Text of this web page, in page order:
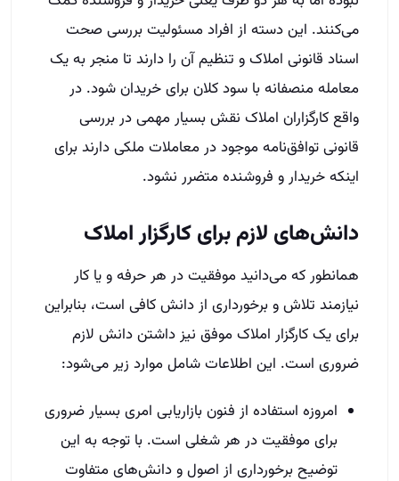
می‌کنند. این دسته از افراد مسئولیت بررسی صحت
اسناد قانونی املاک و تنظیم آن را دارند تا منجر به یک
معامله منصفانه با سود کلان برای خریدان شود. در
واقع کارگزاران املاک نقش بسیار مهمی در بررسی
قانونی توافق‌نامه موجود در معاملات ملکی دارند برای
اینکه خریدار و فروشنده متضرر نشود.
دانش‌های لازم برای کارگزار املاک
همانطور که می‌دانید موفقیت در هر حرفه و یا کار
نیازمند تلاش و برخورداری از دانش کافی است، بنابراین
برای یک کارگزار املاک موفق نیز داشتن دانش لازم
ضروری است. این اطلاعات شامل موارد زیر می‌شود:
امروزه استفاده از فنون بازاریابی امری بسیار ضروری
برای موفقیت در هر شغلی است. با توجه به این
توضیح برخورداری از اصول و دانش‌های متفاوت